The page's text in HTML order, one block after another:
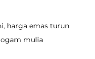
harga emas turun
mulia